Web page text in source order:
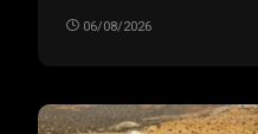
06/08/2026